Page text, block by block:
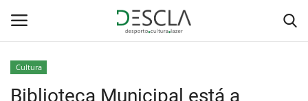
Cultura
Biblioteca Municipal está a